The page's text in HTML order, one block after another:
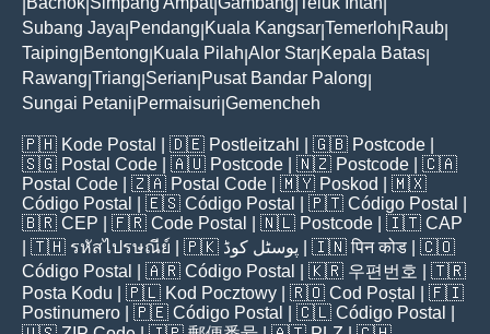
|
Subang Jaya Pendang Kuala Kangsar Temerloh Raub
Taiping Bentong Kuala Pilah Alor Star Kepala Batas
Rawang Triang Serian Pusat Bandar Palong
Sungai Petani Permaisuri Gemencheh
🇵🇭 Kode Postal | 🇩🇪 Postleitzahl | 🇬🇧 Postcode
🇸🇬 Postal Code | 🇦🇺 Postcode | 🇳🇿 Postcode | 🇨🇦
Postal Code | 🇿🇦 Postal Code | 🇲🇾 Poskod
| 🇲🇽
Código Postal
| 🇪🇸 Código Postal | 🇵🇹 Código Postal
🇧🇷 CEP | 🇫🇷 Code Postal | 🇳🇱 Postcode | 🇮🇹 CAP
| 🇹🇭 รหัสไปรษณีย์ | 🇵🇰 پوسٹل کوڈ | 🇮🇳पिन कोड | 🇨🇴
Código Postal
| 🇦🇷 Código Postal | 🇰🇷 우편번호
| 🇹🇷
Posta Kodu | 🇵🇱 Kod Pocztowy | 🇷🇴 Cod Poștal
| 🇫🇮
Postinumero | 🇵🇪 Código Postal | 🇨🇱 Código Postal